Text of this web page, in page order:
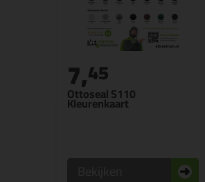
Ottoseal S110
Kleurenkaart
7,45